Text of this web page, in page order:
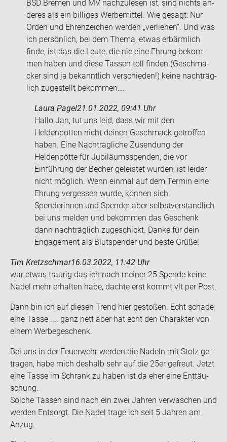
BSD Bre­men und MV nach­zu­le­sen ist, sind nichts an­
de­res als ein bil­li­ges Wer­be­mit­tel. Wie ge­sagt: Nur
Orden und Eh­ren­zei­chen wer­den „ver­lie­hen“. Und was
ich per­sön­lich, bei dem Thema, etwas er­bärm­lich
finde, ist das die Leute, die nie eine Eh­rung be­kom­
men haben und diese Tas­sen toll fin­den (Ge­schmä­
cker sind ja be­kannt­lich ver­schie­den!) keine nach­träg­
lich zu­ge­stellt be­kom­men….
Laura Pagel21.01.2022, 09:41 Uhr
Hallo Jan, tut uns leid, dass wir mit den
Heldenpötten nicht deinen Geschmack getroffen
haben. Eine Nachträgliche Zusendung der
Heldenpötte für Jubiläumsspenden, die vor
Einführung der Becher geleistet wurden, ist leider
nicht möglich. Wenn einmal auf dem Termin eine
Ehrung vergessen wurde, können sich
Spenderinnen und Spender aber selbstverständlich
bei uns melden und bekommen das Geschenk
dann nachträglich zugeschickt. Danke für dein
Engagement als Blutspender und beste Grüße!
Tim Kretzschmar16.03.2022, 11:42 Uhr
war etwas trau­rig das ich nach mei­ner 25 Spen­de keine
Nadel mehr er­hal­ten habe, dach­te erst kommt vlt per Post.
Dann bin ich auf die­sen Trend hier ge­sto­ßen. Echt scha­de
eine Tasse .... ganz nett aber hat echt den Cha­rak­ter von
einem Wer­be­ge­schenk.
Bei uns in der Feu­er­wehr wer­den die Na­deln mit Stolz ge­
tra­gen, habe mich des­halb sehr auf die 25er ge­freut. Jetzt
eine Tasse im Schrank zu haben ist da eher eine Ent­täu­
schung.
Sol­che Tas­sen sind nach ein zwei Jah­ren ver­wa­schen und
wer­den Ent­sorgt. Die Nadel trage ich seit 5 Jah­ren am
Anzug.